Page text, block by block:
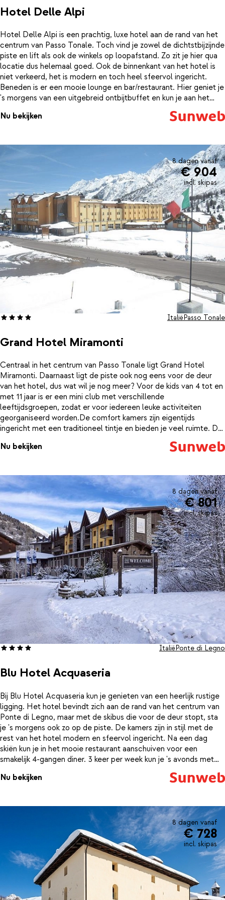
Hotel Delle Alpi
Hotel Delle Alpi is een prachtig, luxe hotel aan de rand van het
centrum van Passo Tonale. Toch vind je zowel de dichtstbijzijnde
piste en lift als ook de winkels op loopafstand. Zo zit je hier qua
locatie dus helemaal goed. Ook de binnenkant van het hotel is
niet verkeerd, het is modern en toch heel sfeervol ingericht.
Beneden is er een mooie lounge en bar/restaurant. Hier geniet je
's morgens van een uitgebreid ontbijtbuffet en kun je aan het
keuzediner. De kamers zijn ruim en comfortabel ingericht, voor
Nu bekijken
8 dagen vanaf
€ 904
incl. skipas
Grand Hotel Miramonti
ItaliëPasso Tonale
Centraal in het centrum van Passo Tonale ligt Grand Hotel
Miramonti. Daarnaast ligt de piste ook nog eens voor de deur
van het hotel, dus wat wil je nog meer? Voor de kids van 4 tot en
met 11 jaar is er een mini club met verschillende
leeftijdsgroepen, zodat er voor iedereen leuke activiteiten
georganiseerd worden.De comfort kamers zijn eigentijds
ingericht met een traditioneel tintje en bieden je veel ruimte. De
standaard kamers hebben een klassiek uiterlijk en zijn geschikt
voor 2 tot 4 personen. Alle kamers hebben een nette badkamer,
komen. Of kies ervoor om helemaal te ontspannen in het
wellnessgedeelte van het hotel met onder andere een verwarmd
binnenzwembad met mooi uitzicht, sauna's, whirlpool en
waterval. Daarna schuif je aan voor een verrukkelijke maaltijd
bereid door de chef-kok en geniet je van je drankje bij de bar
terwijl er op de achtergrond live muziek wordt gemaakt.
Nu bekijken
8 dagen vanaf
€ 801
incl. skipas
Blu Hotel Acquaseria
ItaliëPonte di Legno
Bij Blu Hotel Acquaseria kun je genieten van een heerlijk rustige
ligging. Het hotel bevindt zich aan de rand van het centrum van
Ponte di Legno, maar met de skibus die voor de deur stopt, sta
je 's morgens ook zo op de piste. De kamers zijn in stijl met de
rest van het hotel modern en sfeervol ingericht. Na een dag
skiën kun je in het mooie restaurant aanschuiven voor een
smakelijk 4-gangen diner. 3 keer per week kun je 's avonds met
vermoeid terug en ben je toe aan wat ontspanning? Dan kun je
volgende dag weer helemaal uitgerust bovenaan de piste.
Nu bekijken
8 dagen vanaf
€ 728
incl. skipas